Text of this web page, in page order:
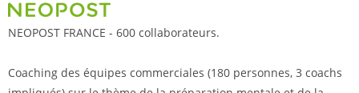
NEOPOST FRANCE - 600 collaborateurs.
Coaching des équipes commerciales (180 personnes, 3 coachs